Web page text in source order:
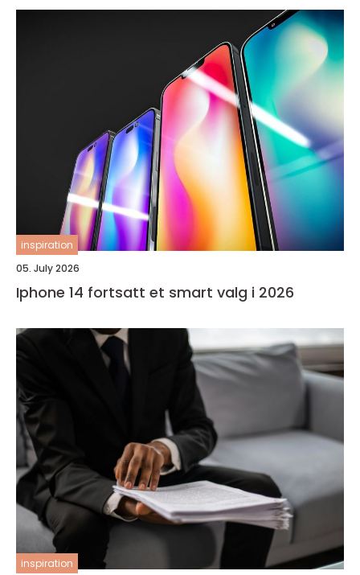
inspiration
05. July 2026
Iphone 14 fortsatt et smart valg i 2026
inspiration